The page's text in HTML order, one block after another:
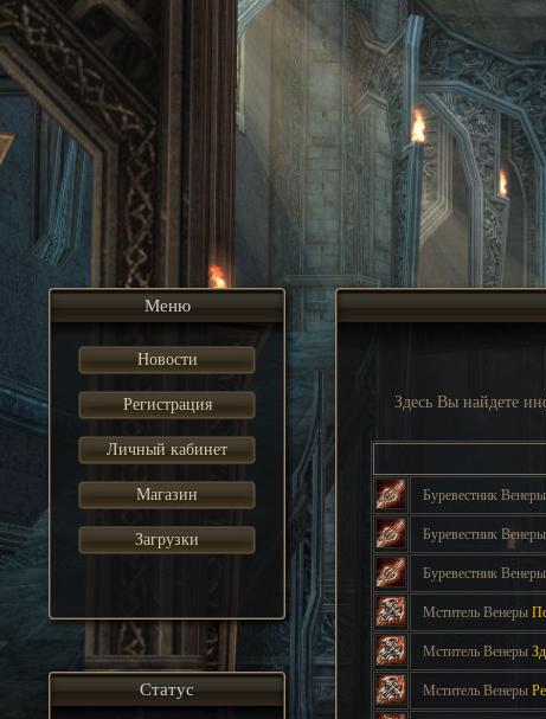
Меню
Новости
Регистрация
Личный кабинет
Магазин
Загрузки
Здесь Вы найдете
Буревестник Венеры
Буревестник Венеры
Буревестник Венеры
Мститель Венеры
Мститель Венеры
Мститель Венеры
Статус